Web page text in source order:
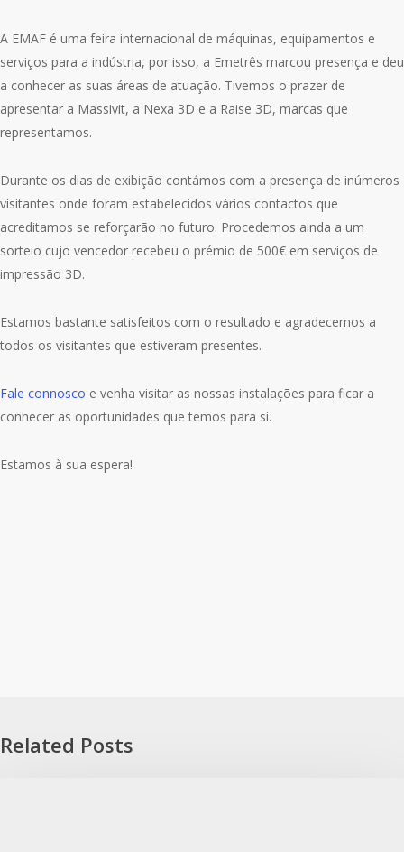
A EMAF é uma feira internacional de máquinas, equipamentos e
serviços para a indústria, por isso, a Emetrês marcou presença e deu
a conhecer as suas áreas de atuação. Tivemos o prazer de
apresentar a Massivit, a Nexa 3D e a Raise 3D, marcas que
representamos.
Durante os dias de exibição contámos com a presença de inúmeros
visitantes onde foram estabelecidos vários contactos que
acreditamos se reforçarão no futuro. Procedemos ainda a um
sorteio cujo vencedor recebeu o prémio de 500€ em serviços de
impressão 3D.
Estamos bastante satisfeitos com o resultado e agradecemos a
todos os visitantes que estiveram presentes.
Fale connosco e venha visitar as nossas instalações para ficar a
conhecer as oportunidades que temos para si.
Estamos à sua espera!
Related Posts